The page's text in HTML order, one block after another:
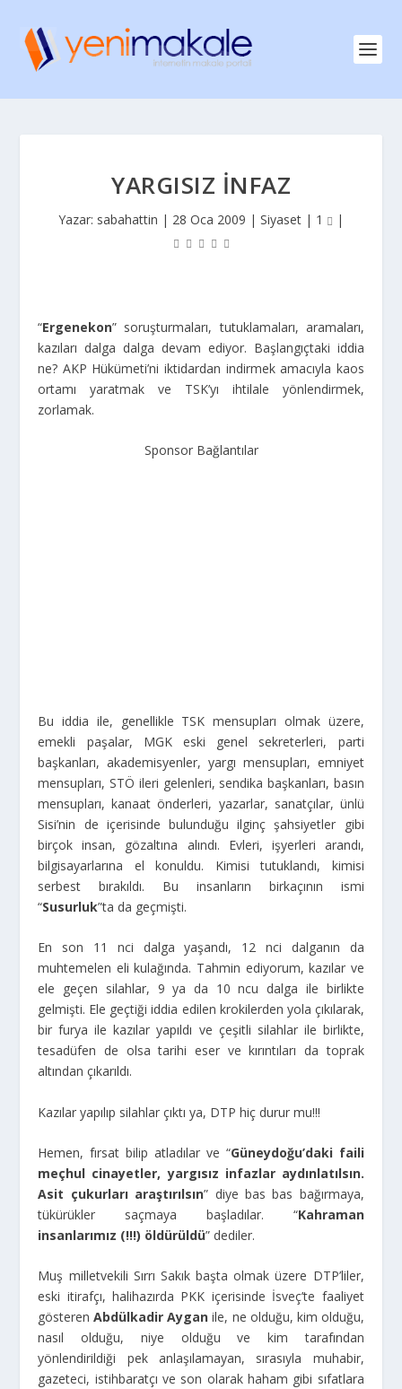
YARGISIZ İNFAZ
Yazar: sabahattin | 28 Oca 2009 | Siyaset | 1 |
“Ergenekon” soruşturmaları, tutuklamaları, aramaları,
kazıları dalga dalga devam ediyor. Başlangıçtaki iddia
ne? AKP Hükümeti’ni iktidardan indirmek amacıyla kaos
ortamı yaratmak ve TSK’yı ihtilale yönlendirmek,
zorlamak.
Sponsor Bağlantılar
Bu iddia ile, genellikle TSK mensupları olmak üzere,
emekli paşalar, MGK eski genel sekreterleri, parti
başkanları, akademisyenler, yargı mensupları, emniyet
mensupları, STÖ ileri gelenleri, sendika başkanları, basın
mensupları, kanaat önderleri, yazarlar, sanatçılar, ünlü
Sisi’nin de içerisinde bulunduğu ilginç şahsiyetler gibi
birçok insan, gözaltına alındı. Evleri, işyerleri arandı,
bilgisayarlarına el konuldu. Kimisi tutuklandı, kimisi
serbest bırakıldı. Bu insanların birkaçının ismi
“Susurluk”ta da geçmişti.
En son 11 nci dalga yaşandı, 12 nci dalganın da
muhtemelen eli kulağında. Tahmin ediyorum, kazılar ve
ele geçen silahlar, 9 ya da 10 ncu dalga ile birlikte
gelmişti. Ele geçtiği iddia edilen krokilerden yola çıkılarak,
bir furya ile kazılar yapıldı ve çeşitli silahlar ile birlikte,
tesadüfen de olsa tarihi eser ve kırıntıları da toprak
altından çıkarıldı.
Kazılar yapılıp silahlar çıktı ya, DTP hiç durur mu!!!
Hemen, fırsat bilip atladılar ve “Güneydoğu’daki faili
meçhul cinayetler, yargısız infazlar aydınlatılsın.
Asit çukurları araştırılsın” diye bas bas bağırmaya,
tükürükler saçmaya başladılar. “Kahraman
insanlarımız (!!!) öldürüldü” dediler.
Muş milletvekili Sırrı Sakık başta olmak üzere DTP’liler,
eski itirafçı, halihazırda PKK içerisinde İsveç’te faaliyet
gösterenAbdülkadir Aygan ile, ne olduğu, kim olduğu,
nasıl olduğu, niye olduğu ve kim tarafından
yönlendirildiği pek anlaşılamayan, sırasıyla muhabir,
gazeteci, istihbaratçı ve son olarak haham gibi sıfatlara